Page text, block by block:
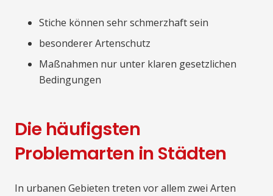
Stiche können sehr schmerzhaft sein
besonderer Artenschutz
Maßnahmen nur unter klaren gesetzlichen
Bedingungen
Die häufigsten
Problemarten in Städten
In urbanen Gebieten treten vor allem zwei Arten